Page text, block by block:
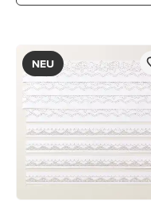
NEU